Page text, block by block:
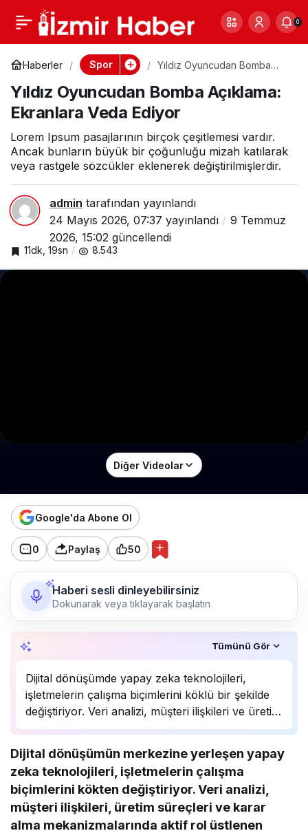
0
Haberler Spor
Yıldız Oyuncudan Bomba
Ediyor
Yıldız Oyuncudan Bomba Açıklama:
Ekranlara Veda Ediyor
Lorem Ipsum pasajlarının birçok çeşitlemesi vardır.
Ancak bunların büyük bir çoğunluğu mizah katılarak
veya rastgele sözcükler eklenerek değiştirilmişlerdir.
admin tarafından yayınlandı
24 Mayıs 2026, 07:37 yayınlandı
9 Temmuz
2026, 15:02 güncellendi
11dk, 19sn 8.543
Diğer Videolar
Google'da Abone Ol
0 Paylaş 50
Haberi sesli dinleyebilirsiniz
Dokunarak veya tıklayarak başlatın
Tümünü Gör
Dijital dönüşümde yapay zeka teknolojileri,
işletmelerin çalışma biçimlerini köklü bir şekilde
değiştiriyor. Veri analizi, müşteri ilişkileri ve üretim
süreçlerinde önemli bir rol oynayan yapay zeka,
Uzmanlar, bu teknolojinin önümüzdeki yıllarda
daha da yaygınlaşarak…
Dijital dönüşümün merkezine yerleşen yapay
zeka teknolojileri, işletmelerin çalışma
biçimlerini kökten değiştiriyor. Veri analizi,
müşteri ilişkileri, üretim süreçleri ve karar
alma mekanizmalarında aktif rol üstlenen
Ödül Gecesinde
Büyük Şok: Favori
İsim Eli Boş Döndü
0 Paylaş